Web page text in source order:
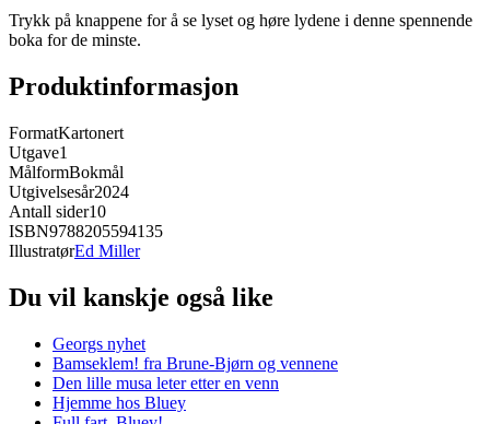
Trykk på knappene for å se lyset og høre lydene i denne spennende
boka for de minste.
Produktinformasjon
FormatKartonert
Utgave1
MålformBokmål
Utgivelsesår2024
Antall sider10
ISBN9788205594135
IllustratørEd Miller
Du vil kanskje også like
Georgs nyhet
Bamseklem! fra Brune-Bjørn og vennene
Den lille musa leter etter en venn
Hjemme hos Bluey